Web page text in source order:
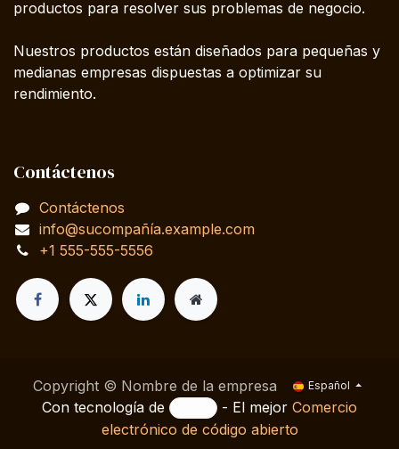
productos para resolver sus problemas de negocio.
Nuestros productos están diseñados para pequeñas y
medianas empresas dispuestas a optimizar su
rendimiento.
Contáctenos
Contáctenos
info@sucompañía.example.com
+1 555-555-5556
Copyright © Nombre de la empresa Español
Con tecnología de - El mejorComercio
electrónico de código abierto